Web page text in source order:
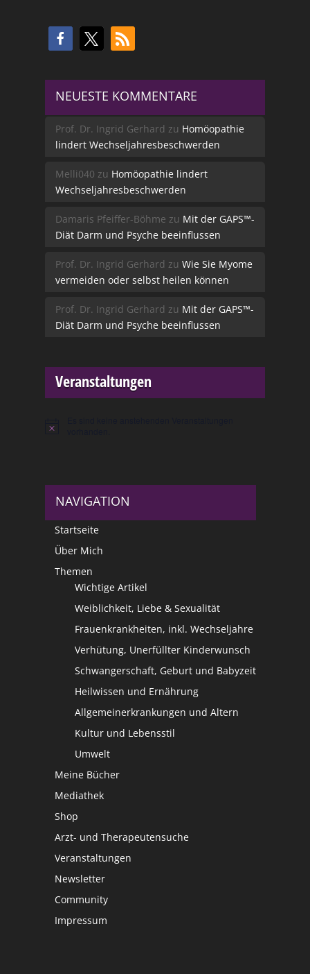
NEUESTE KOMMENTARE
Prof. Dr. Ingrid Gerhard zu Homöopathie
lindert Wechseljahresbeschwerden
Melli040 zu Homöopathie lindert
Wechseljahresbeschwerden
Damaris Pfeiffer-Böhme zu Mit der GAPS™-
Diät Darm und Psyche beeinflussen
Prof. Dr. Ingrid Gerhard zu Wie Sie Myome
vermeiden oder selbst heilen können
Prof. Dr. Ingrid Gerhard zu Mit der GAPS™-
Diät Darm und Psyche beeinflussen
Veranstaltungen
Hinweis
NAVIGATION
Startseite
Über Mich
Themen
Wichtige Artikel
Weiblichkeit, Liebe & Sexualität
Frauenkrankheiten, inkl. Wechseljahre
Verhütung, Unerfüllter Kinderwunsch
Schwangerschaft, Geburt und Babyzeit
Heilwissen und Ernährung
Allgemeinerkrankungen und Altern
Kultur und Lebensstil
Umwelt
Meine Bücher
Mediathek
Shop
Arzt- und Therapeutensuche
Veranstaltungen
Newsletter
Community
Impressum